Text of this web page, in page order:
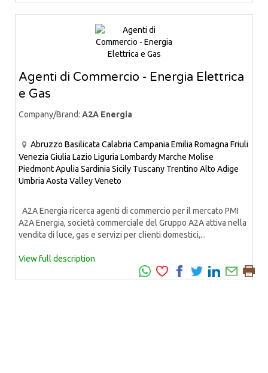
Agenti di Commercio - Energia Elettrica
e Gas
Company/Brand: A2A Energia
Abruzzo Basilicata Calabria Campania Emilia Romagna Friuli
Venezia Giulia Lazio Liguria LombardyMarche Molise
PiedmontApulia Sardinia Sicily Tuscany Trentino Alto Adige
Umbria Aosta ValleyVeneto
A2A Energia ricerca agenti di commercio per il mercato PMI
A2A Energia, società commerciale del Gruppo A2A attiva nella
vendita di luce, gas e servizi per clienti domestici,...
View full description